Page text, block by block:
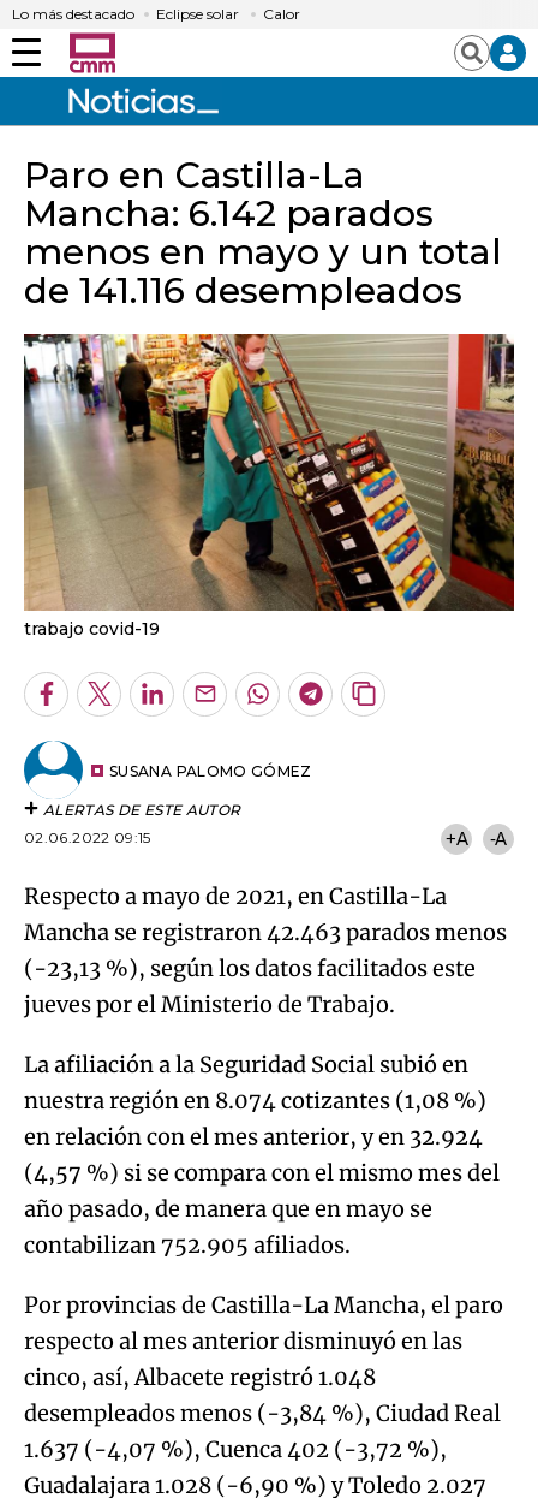
Lo más destacado Eclipse solar Calor
Menú Buscar
Paro en Castilla-La
Mancha: 6.142 parados
menos en mayo y un total
de 141.116 desempleados
trabajo covid-19
Facebook
TwitterLinkedInEnviarWhatsapp
Telegram
Copiar
SUSANA PALOMO GÓMEZ
ALERTAS DE ESTE AUTOR
02.06.2022 09:15
+A -A
Respecto a mayo de 2021, en Castilla-La
Mancha se registraron 42.463 parados menos
(-23,13 %), según los datos facilitados este
jueves por el Ministerio de Trabajo.
La afiliación a la Seguridad Social subió en
nuestra región en 8.074 cotizantes (1,08 %)
en relación con el mes anterior, y en 32.924
(4,57 %) si se compara con el mismo mes del
año pasado, de manera que en mayo se
contabilizan 752.905 afiliados.
Por provincias de Castilla-La Mancha, el paro
respecto al mes anterior disminuyó en las
cinco, así, Albacete registró 1.048
desempleados menos (-3,84 %), Ciudad Real
1.637 (-4,07 %), Cuenca 402 (-3,72 %),
Guadalajara 1.028 (-6,90 %) y Toledo 2.027